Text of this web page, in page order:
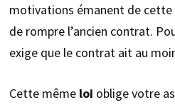
motivations émanent de cette
de rompre l’ancien contrat.
exige que le contrat ait au
Cette même loi oblige votre